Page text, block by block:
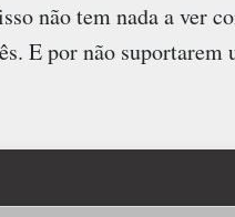
não tem nada a ver
E por não suportarem